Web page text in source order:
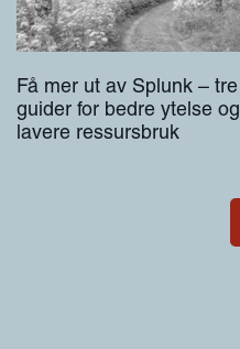
Få mer ut av Splunk – tre
guider for bedre ytelse og
lavere ressursbruk